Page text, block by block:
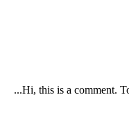
Hi, this is a comment.